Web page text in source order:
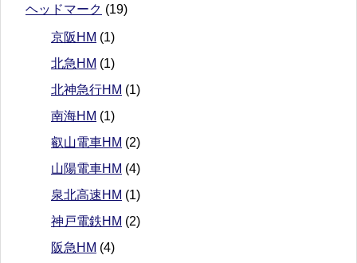
ヘッドマーク (19)
京阪HM (1)
北急HM (1)
北神急行HM (1)
南海HM (1)
叡山電車HM (2)
山陽電車HM (4)
泉北高速HM (1)
神戸電鉄HM (2)
阪急HM (4)